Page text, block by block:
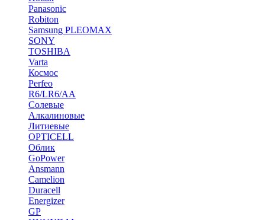
Panasonic
Robiton
Samsung PLEOMAX
SONY
TOSHIBA
Varta
Космос
Perfeo
R6/LR6/AA
Солевые
Алкалиновые
Литиевые
OPTICELL
Облик
GoPower
Ansmann
Camelion
Duracell
Energizer
GP